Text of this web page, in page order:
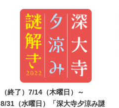
（終了）7/14（木曜日）～
8/31（水曜日）「深大寺夕涼み謎